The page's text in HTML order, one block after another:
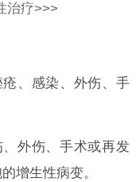
治疗>>>
、感染、外伤、手
外伤、手术或再发
增生性病变。